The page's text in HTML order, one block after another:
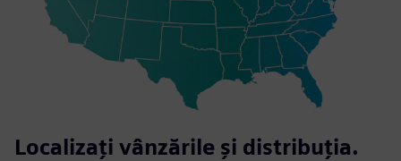
Localizați vânzările și distribuția.